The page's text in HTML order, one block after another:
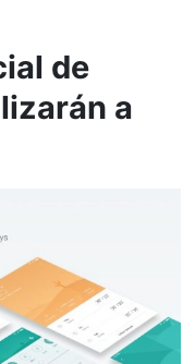
de
a